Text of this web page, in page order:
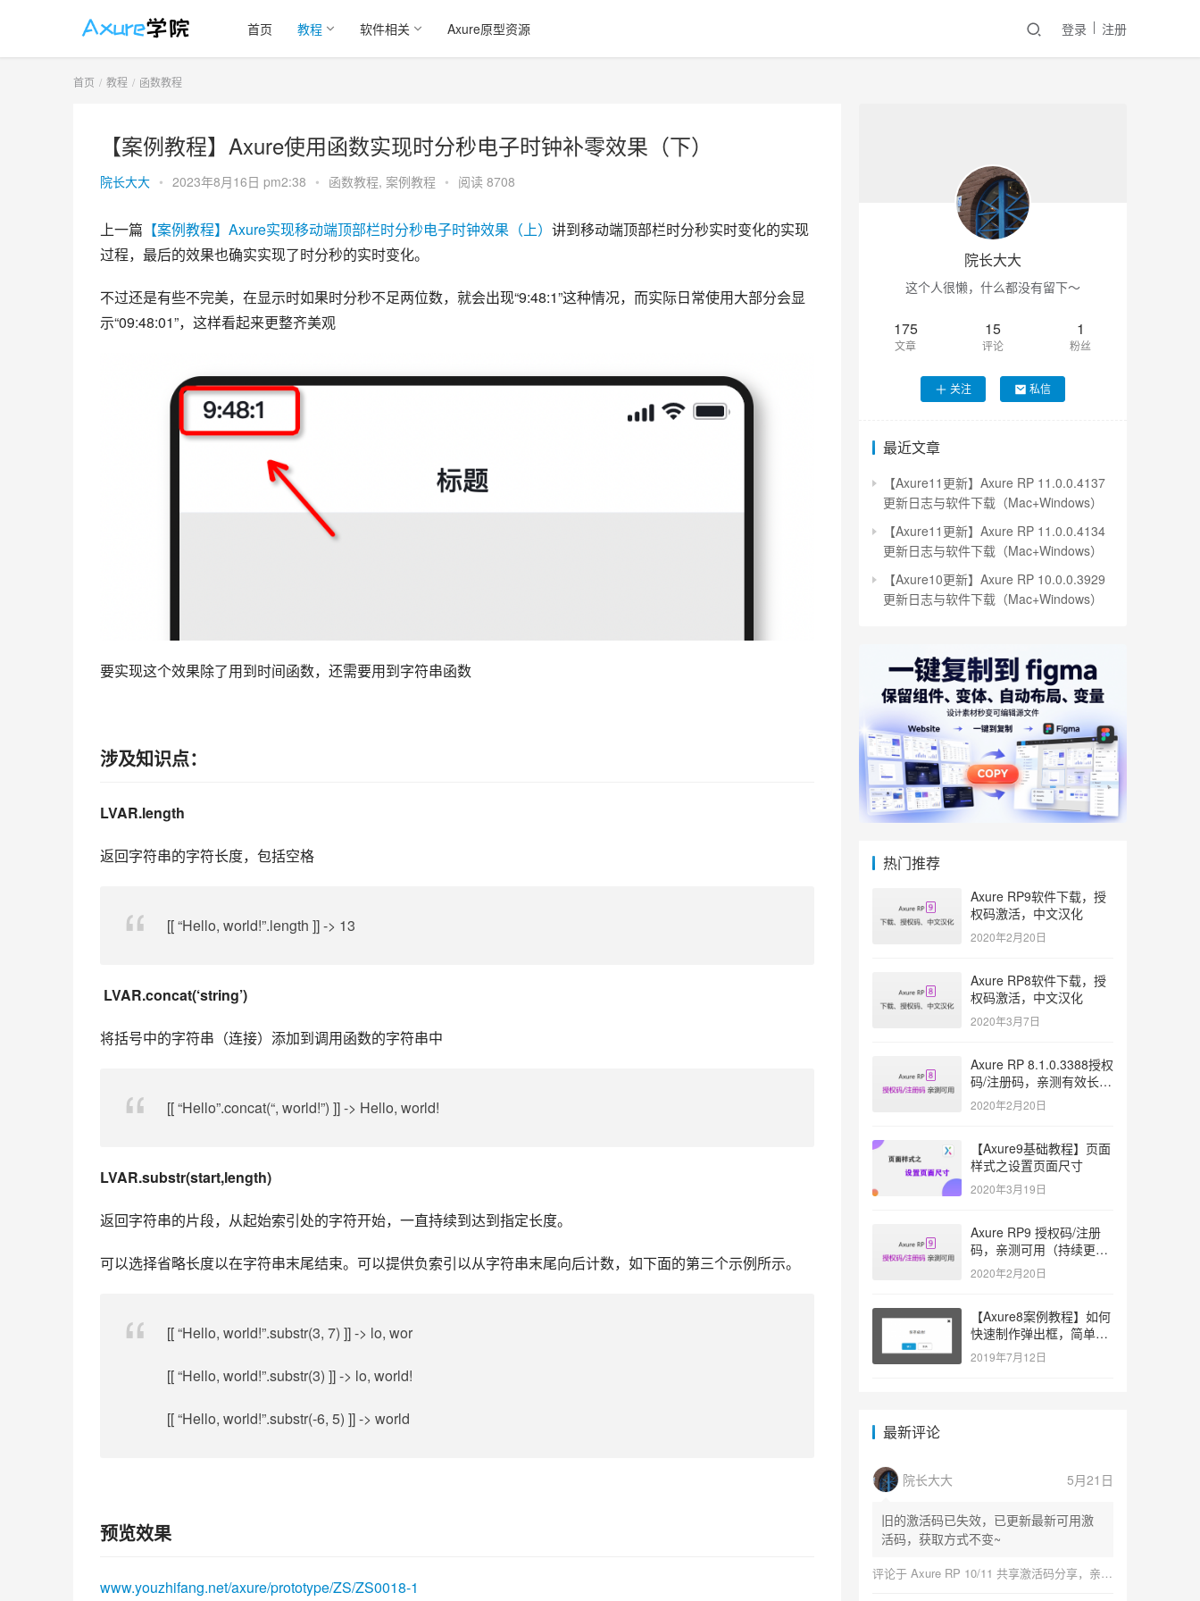
首页 教程 软件相关 Axure原型资源 登录 注册
首页 教程 函数教程
【案例教程】Axure使用函数实现时分秒电子时钟补零效果（下）
院长大大 • 2023年8月16日 pm2:38 • 函数教程, 案例教程 • 阅读 8708
上一篇 【案例教程】Axure实现移动端顶部栏时分秒电子时钟效果（上） 讲到移动端顶部栏时分秒实时变化的实现
过程，最后的效果也确实实现了时分秒的实时变化。
不过还是有些不完美，在显示时如果时分秒不足两位数，就会出现“9:48:1”这种情况，而实际日常使用大部分会显
示“09:48:01”，这样看起来更整齐美观
要实现这个效果除了用到时间函数，还需要用到字符串函数
涉及知识点：
LVAR.length
返回字符串的字符长度，包括空格
[[ “Hello, world!”.length ]] -> 13
LVAR.concat(‘string’)
将括号中的字符串（连接）添加到调用函数的字符串中
[[ “Hello”.concat(“, world!”) ]] -> Hello, world!
LVAR.substr(start,length)
返回字符串的片段，从起始索引处的字符开始，一直持续到达到指定长度。
可以选择省略长度以在字符串末尾结束。可以提供负索引以从字符串末尾向后计数，如下面的第三个示例所示。
[[ “Hello, world!”.substr(3, 7) ]] -> lo, wor
[[ “Hello, world!”.substr(3) ]] -> lo, world!
[[ “Hello, world!”.substr(-6, 5) ]] -> world
预览效果
www.youzhifang.net/axure/prototype/ZS/ZS0018-1
院长大大
这个人很懒，什么都没有留下～
175
文章
15
评论
1
粉丝
关注 私信
最近文章
【Axure11更新】Axure RP 11.0.0.4137
更新日志与软件下载（Mac+Windows）
【Axure11更新】Axure RP 11.0.0.4134
更新日志与软件下载（Mac+Windows）
【Axure10更新】Axure RP 10.0.0.3929
更新日志与软件下载（Mac+Windows）
热门推荐
Axure RP9软件下载，授
权码激活，中文汉化
2020年2月20日
Axure RP8软件下载，授
权码激活，中文汉化
2020年3月7日
Axure RP 8.1.0.3388授权
码/注册码，亲测有效长久
激活
2020年2月20日
【Axure9基础教程】页面
样式之设置页面尺寸
2020年3月19日
Axure RP9 授权码/注册
码，亲测可用（持续更
新）
2020年2月20日
【Axure8案例教程】如何
快速制作弹出框，简单易
学
2019年7月12日
最新评论
院长大大 5月21日
旧的激活码已失效，已更新最新可用激
活码，获取方式不变~
评论于 Axure RP 10/11 共享激活码分享，亲测可用（持续更新）